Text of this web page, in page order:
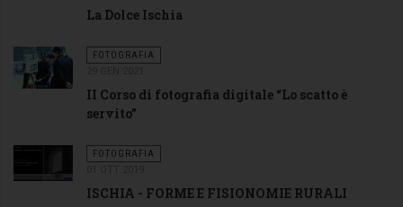
La Dolce Ischia
FOTOGRAFIA
II Corso di fotografia digitale “Lo scatto è
servito”
FOTOGRAFIA
ISCHIA - FORME E FISIONOMIE RURALI